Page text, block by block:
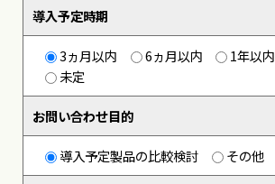
導入予定時期
3ヵ月以内 6ヵ月以内 1年以内
未定
お問い合わせ目的
導入予定製品の比較検討 その他